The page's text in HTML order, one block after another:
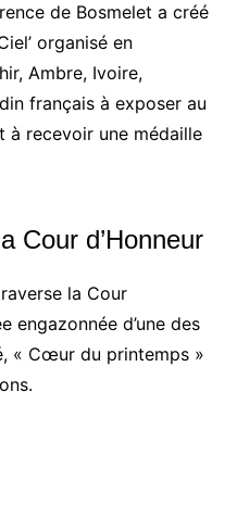
de Bosmelet a créé
organisé en
Ambre, Ivoire,
français à exposer au
à recevoir une médaille
Cour d’Honneur
la Cour
engazonnée d’une des
« Cœur du printemps »